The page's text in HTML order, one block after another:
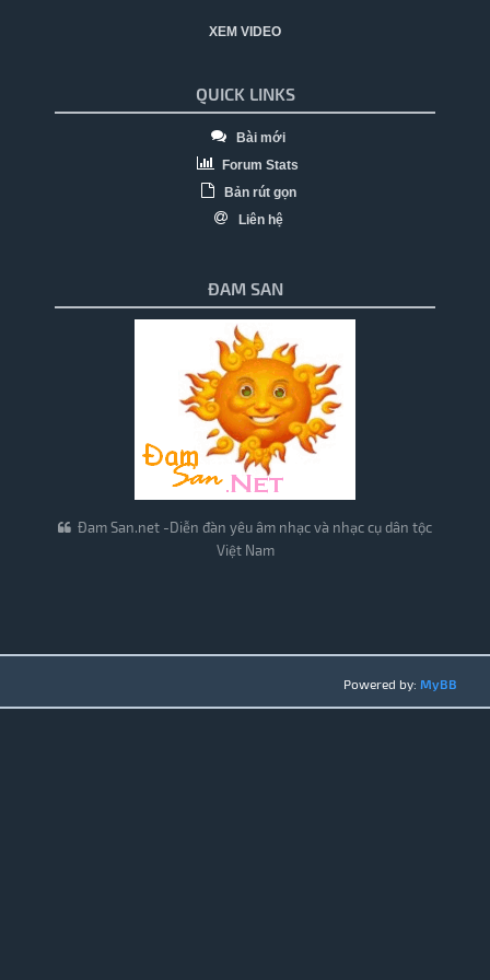
XEM VIDEO
QUICK LINKS
Bài mới
Forum Stats
Bản rút gọn
Liên hệ
ĐAM SAN
Đam San.net -Diễn đàn yêu âm nhạc và nhạc cụ dân tộc
Việt Nam
Powered by: MyBB